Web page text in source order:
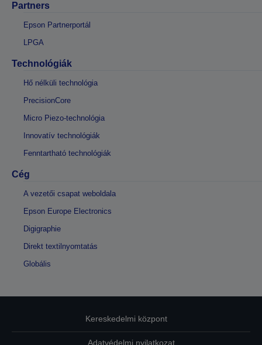
Partners
Epson Partnerportál
LPGA
Technológiák
Hő nélküli technológia
PrecisionCore
Micro Piezo-technológia
Innovatív technológiák
Fenntartható technológiák
Cég
A vezetői csapat weboldala
Epson Europe Electronics
Digigraphie
Direkt textilnyomtatás
Globális
Kereskedelmi központ
Adatvédelmi nyilatkozat